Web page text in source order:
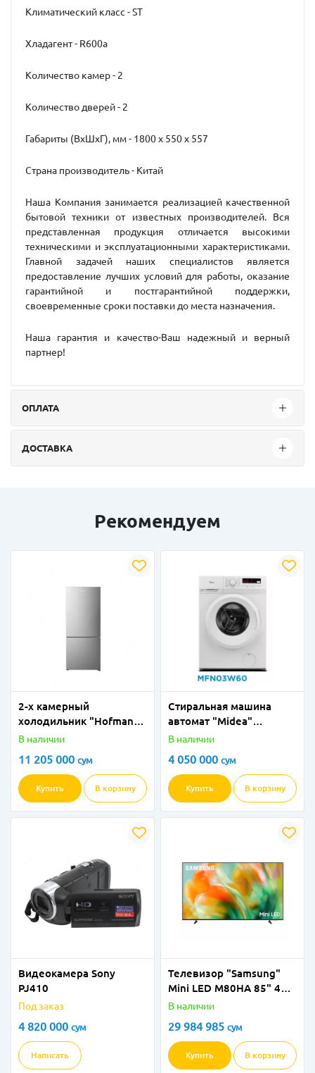
Климатический класс - ST
Хладагент - R600a
Количество камер - 2
Количество дверей - 2
Габариты (ВxШxГ), мм - 1800 х 550 х 557
Страна производитель - Китай
Наша Компания занимается реализацией качественной
бытовой техники от известных производителей. Вся
представленная продукция отличается высокими
техническими и эксплуатационными характеристиками.
Главной задачей наших специалистов является
предоставление лучших условий для работы, оказание
гарантийной и постгарантийной поддержки,
своевременные сроки поставки до места назначения.
Наша гарантия и качество-Ваш надежный и верный
партнер!
ОПЛАТА
ДОСТАВКА
Рекомендуем
2-х камерный
холодильник "Hofmann"
RF417CDBS/HF
В наличии
11 205 000 сум
Купить В корзину
Стиральная машина
автомат "Midea"
MFN03W60 (Белая) 6 кг
В наличии
4 050 000 сум
Купить В корзину
Видеокамера Sony
PJ410
Под заказ
4 820 000 сум
Написать
Телевизор "Samsung"
Mini LED M80HА 85" 4К
Vision AI Smart TV (2026)
В наличии
29 984 985 сум
Купить В корзину